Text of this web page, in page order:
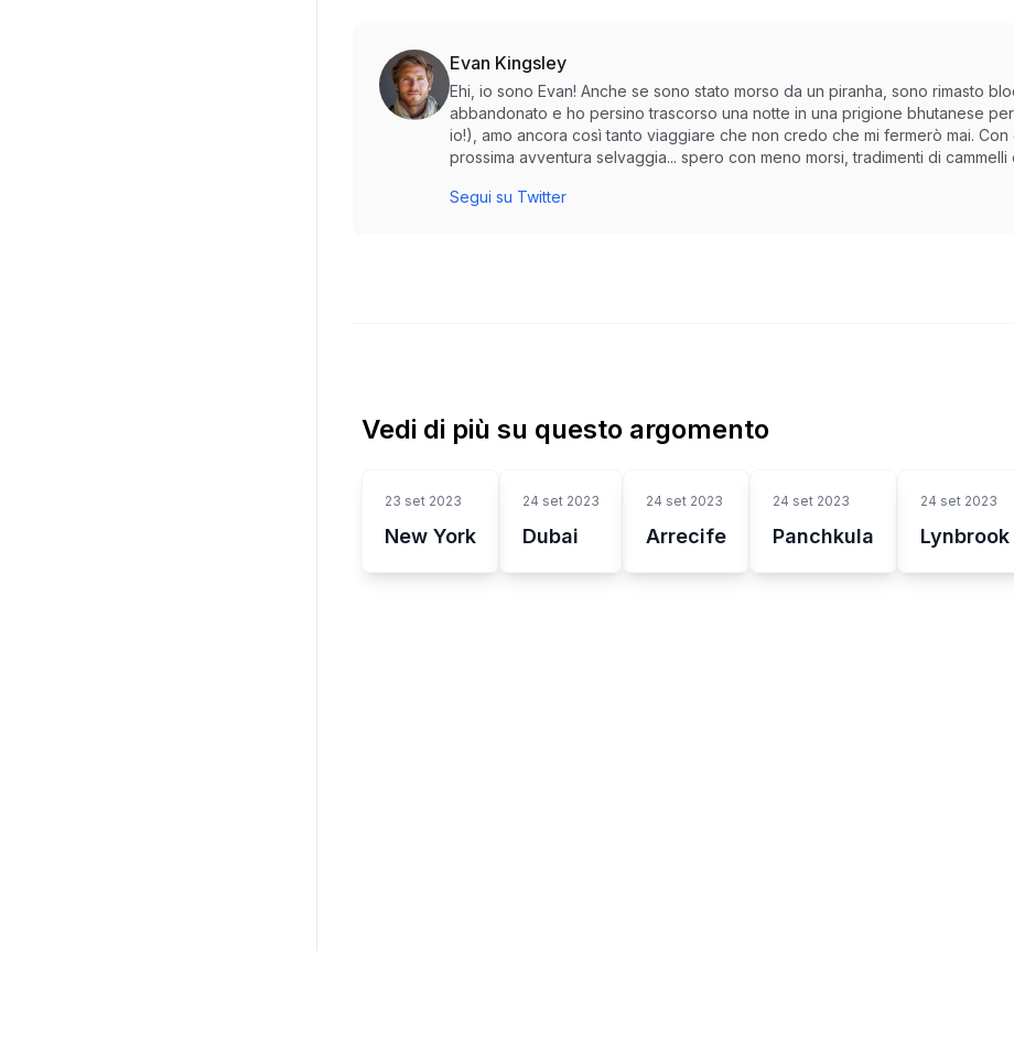
Evan Kingsley
Ehi, io sono Evan! Anche se sono stato morso da un piranha, sono rimasto
abbandonato e ho persino trascorso una notte in una prigione bhutanese
io!), amo ancora così tanto viaggiare che non credo che mi fermerò mai.
prossima avventura selvaggia... spero con meno morsi, tradimenti di
Segui su Twitter
Vedi di più su questo argomento
23 set 2023
New York
24 set 2023
Dubai
24 set 2023
Arrecife
24 set 2023
Panchkula
24 set 2023
Lynbrook